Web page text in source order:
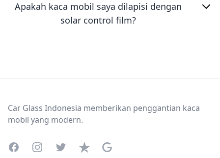
Apakah kaca mobil saya dilapisi dengan
solar control film?
Car Glass Indonesia memberikan penggantian kaca
mobil yang modern.
FacebookInstagramTwitterTrustpilotGoogle Business Profile